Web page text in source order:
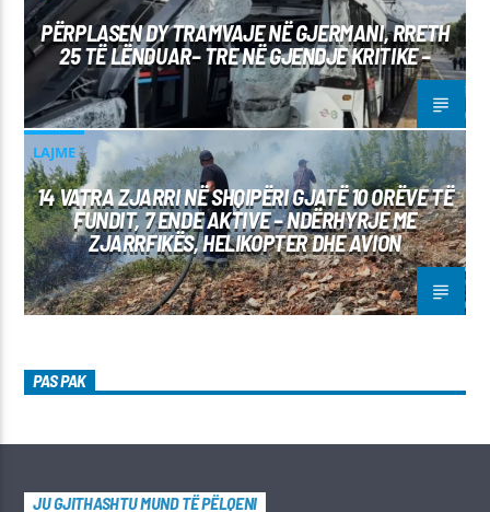
PËRPLASEN DY TRAMVAJE NË GJERMANI, RRETH
25 TË LËNDUAR– TRE NË GJENDJE KRITIKE –
LAJME
14 VATRA ZJARRI NË SHQIPËRI GJATË 10 ORËVE TË
FUNDIT, 7 ENDE AKTIVE – NDËRHYRJE ME
ZJARRFIKËS, HELIKOPTER DHE AVION
PAS PAK
JU GJITHASHTU MUND TË PËLQENI